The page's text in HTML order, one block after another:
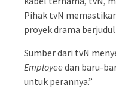
Pihak tvN
proyek drama berjudul
Sumber dari tvN
Employee dan baru-
untuk perannya.”